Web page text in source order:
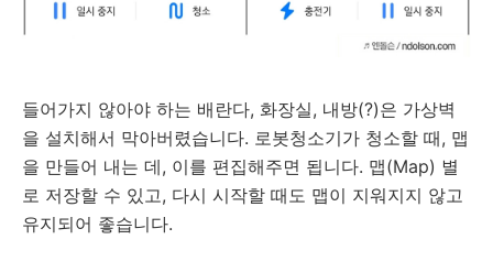
들어가지 않아야 하는 배란다, 화장실, 내방(?)은 가상벽
을 설치해서 막아버렸습니다. 로봇청소기가 청소할 때, 맵
을 만들어 내는 데, 이를 편집해주면 됩니다. 맵(Map) 별
로 저장할 수 있고, 다시 시작할 때도 맵이 지워지지 않고
유지되어 좋습니다.